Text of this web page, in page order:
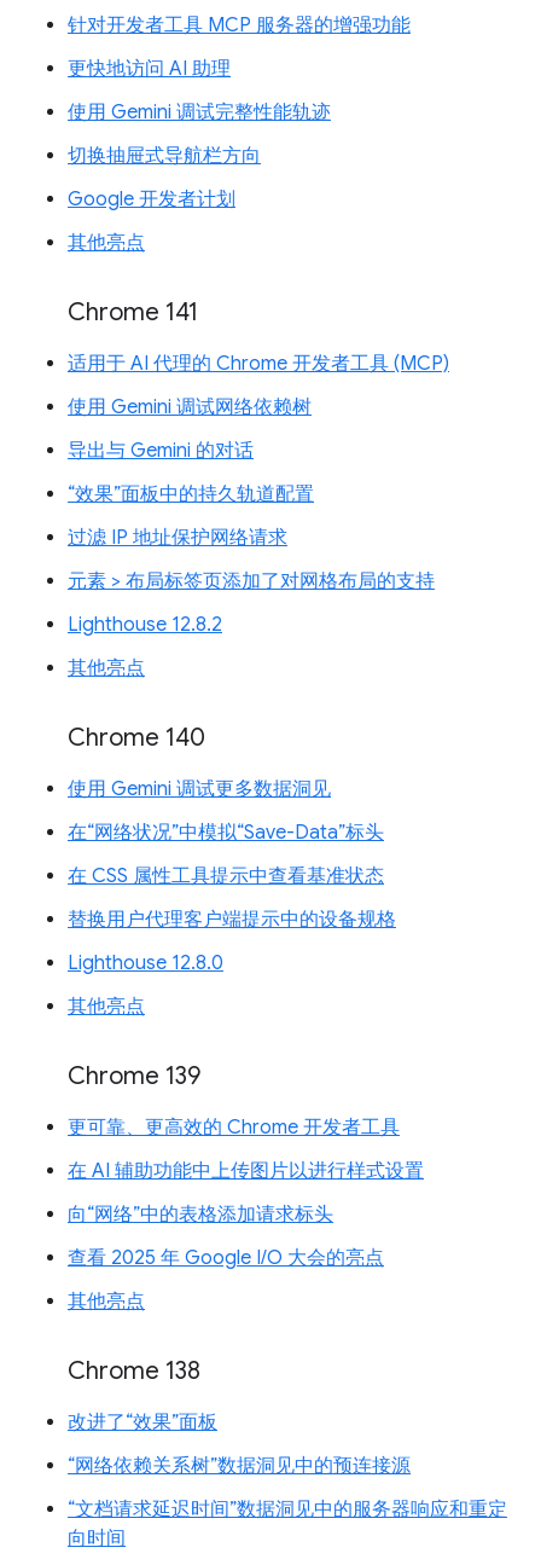
针对开发者工具 MCP 服务器的增强功能
更快地访问 AI 助理
使用 Gemini 调试完整性能轨迹
切换抽屉式导航栏方向
Google 开发者计划
其他亮点
Chrome 141
适用于 AI 代理的 Chrome 开发者工具 (MCP)
使用 Gemini 调试网络依赖树
导出与 Gemini 的对话
“效果”面板中的持久轨道配置
过滤 IP 地址保护网络请求
元素 > 布局标签页添加了对网格布局的支持
Lighthouse 12.8.2
其他亮点
Chrome 140
使用 Gemini 调试更多数据洞见
在“网络状况”中模拟“Save-Data”标头
在 CSS 属性工具提示中查看基准状态
替换用户代理客户端提示中的设备规格
Lighthouse 12.8.0
其他亮点
Chrome 139
更可靠、更高效的 Chrome 开发者工具
在 AI 辅助功能中上传图片以进行样式设置
向“网络”中的表格添加请求标头
查看 2025 年 Google I/O 大会的亮点
其他亮点
Chrome 138
改进了“效果”面板
“网络依赖关系树”数据洞见中的预连接源
“文档请求延迟时间”数据洞见中的服务器响应和重定
向时间